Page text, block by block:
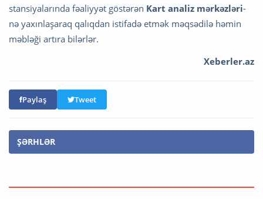
stansiyalarında fəaliyyət göstərən Kart analiz mərkəzləri-
nə yaxınlaşaraq qalıqdan istifadə etmək məqsədilə həmin
məbləği artıra bilərlər.
Xeberler.az
Paylaş Tweet
ŞƏRHLƏR